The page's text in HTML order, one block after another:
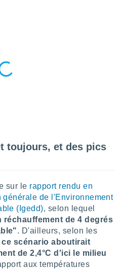
toujours, et des pics
sur le rapport rendu en
de l'Environnement
(Igedd), selon lequel
de 4 degrés
. D'ailleurs, selon les
ce scénario aboutirait
de 2,4°C d'ici le milieu
aux températures